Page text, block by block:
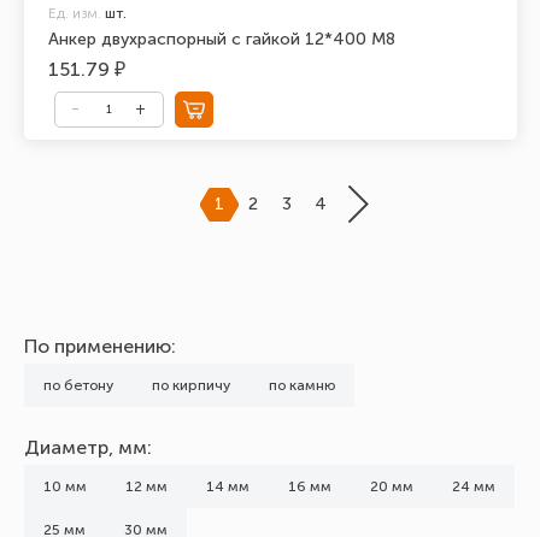
Анкер двухраспорный с гайкой 12*400 М8
Ед. изм. шт.
151.79 ₽
1 2 3 4
По применению:
по бетону по кирпичу по камню
Диаметр, мм:
10 мм 12 мм 14 мм 16 мм 20 мм 24 мм
25 мм 30 мм